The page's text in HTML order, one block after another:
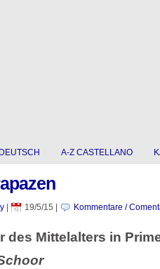
A-Z CASTELLANO
| 19/5/15 Kommentare /
des Mittelalters in